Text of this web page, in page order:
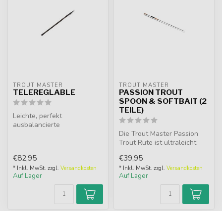
TROUT MASTER
TELEREGLABLE
Leichte, perfekt
ausbalancierte
€82,95
* Inkl. MwSt. zzgl. Versandkosten
Auf Lager
TROUT MASTER
PASSION TROUT
SPOON & SOFTBAIT (2
TEILE)
Die Trout Master Passion
Trout Rute ist ultraleicht
leichte...
€39,95
* Inkl. MwSt. zzgl. Versandkosten
Auf Lager